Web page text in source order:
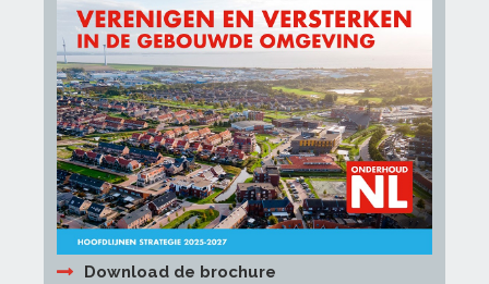
Download de brochure